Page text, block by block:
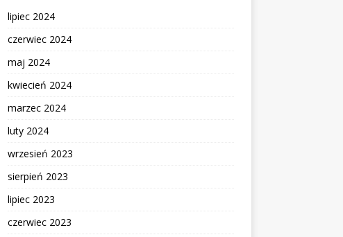
lipiec 2024
czerwiec 2024
maj 2024
kwiecień 2024
marzec 2024
luty 2024
wrzesień 2023
sierpień 2023
lipiec 2023
czerwiec 2023